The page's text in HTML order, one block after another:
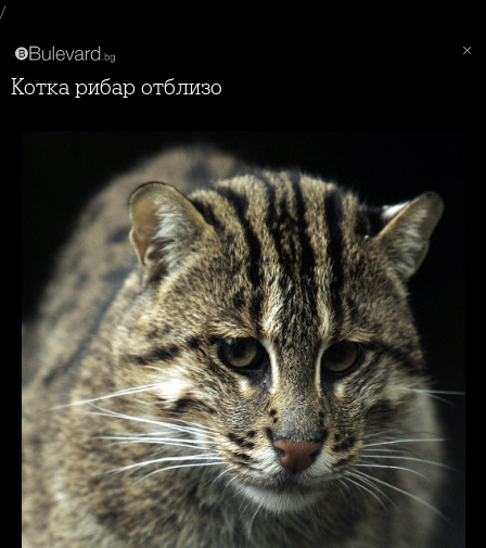
/
Котка рибар отблизо